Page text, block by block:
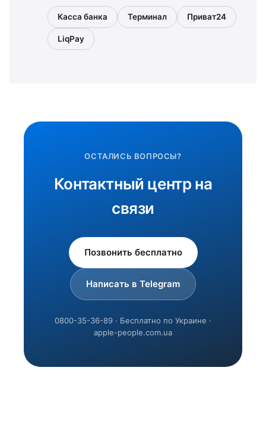
Касса банка Терминал Приват24
LiqPay
ОСТАЛИСЬ ВОПРОСЫ?
Контактный центр на
связи
Позвонить бесплатно
Написать в Telegram
0800-35-36-89 · Бесплатно по Украине ·
apple-people.com.ua